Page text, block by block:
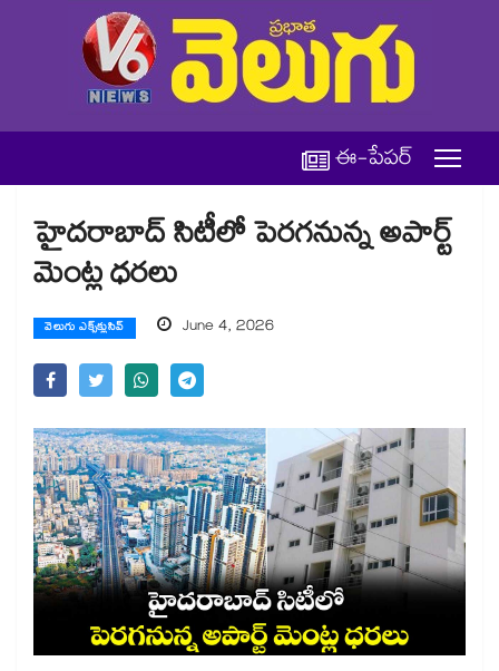
ఈ-పేపర్
హైదరాబాద్ సిటీలో పెరగనున్న అపార్ట్
మెంట్ల ధరలు
వెలుగు ఎక్స్‌క్లుసివ్ June 4, 2026